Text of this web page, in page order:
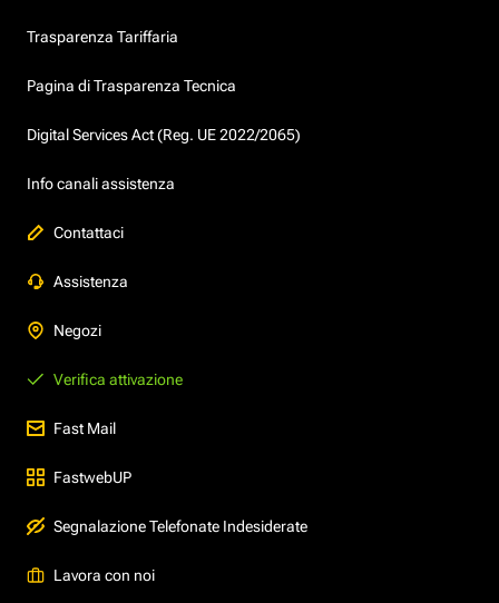
Trasparenza Tariffaria
Pagina di Trasparenza Tecnica
Digital Services Act (Reg. UE 2022/2065)
Info canali assistenza
Contattaci
Assistenza
Negozi
Verifica attivazione
Fast Mail
FastwebUP
Segnalazione Telefonate Indesiderate
Lavora con noi